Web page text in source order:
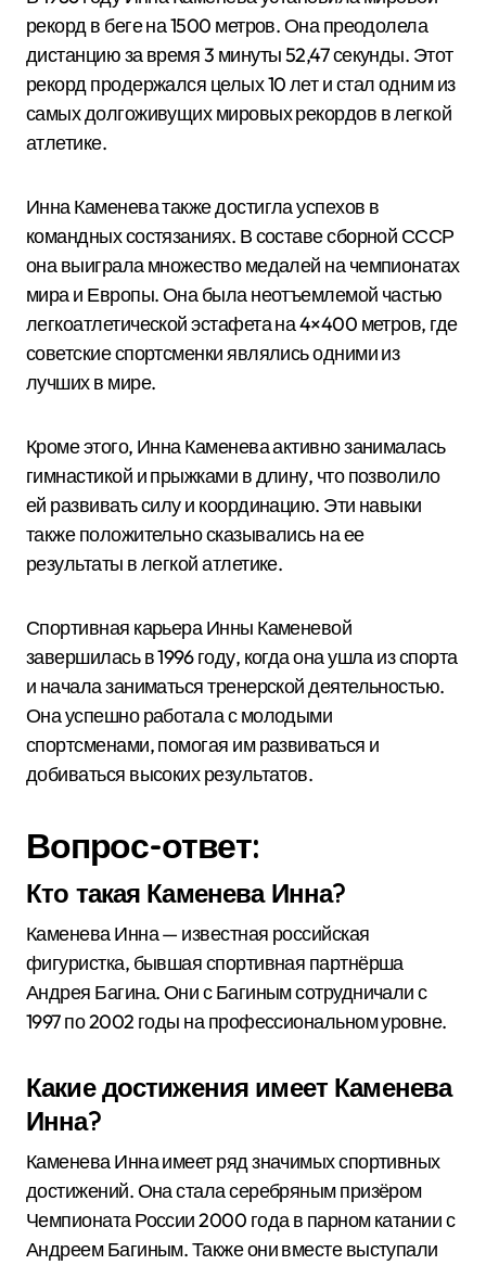
рекорд в беге на 1500 метров. Она преодолела
дистанцию за время 3 минуты 52,47 секунды. Этот
рекорд продержался целых 10 лет и стал одним из
самых долгоживущих мировых рекордов в легкой
атлетике.
Инна Каменева также достигла успехов в
командных состязаниях. В составе сборной СССР
она выиграла множество медалей на чемпионатах
мира и Европы. Она была неотъемлемой частью
легкоатлетической эстафета на 4×400 метров, где
советские спортсменки являлись одними из
лучших в мире.
Кроме этого, Инна Каменева активно занималась
гимнастикой и прыжками в длину, что позволило
ей развивать силу и координацию. Эти навыки
также положительно сказывались на ее
результаты в легкой атлетике.
Спортивная карьера Инны Каменевой
завершилась в 1996 году, когда она ушла из спорта
и начала заниматься тренерской деятельностью.
Она успешно работала с молодыми
спортсменами, помогая им развиваться и
добиваться высоких результатов.
Вопрос-ответ:
Кто такая Каменева Инна?
Каменева Инна — известная российская
фигуристка, бывшая спортивная партнёрша
Андрея Багина. Они с Багиным сотрудничали с
1997 по 2002 годы на профессиональном уровне.
Какие достижения имеет Каменева
Инна?
Каменева Инна имеет ряд значимых спортивных
достижений. Она стала серебряным призёром
Чемпионата России 2000 года в парном катании с
Андреем Багиным. Также они вместе выступали